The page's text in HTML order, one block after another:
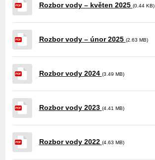
PDF Rozbor vody – květen 2025 (0.44 KB)
PDF Rozbor vody – únor 2025 (2.63 MB)
PDF Rozbor vody 2024 (3.49 MB)
PDF Rozbor vody 2023 (4.41 MB)
PDF Rozbor vody 2022 (4.63 MB)